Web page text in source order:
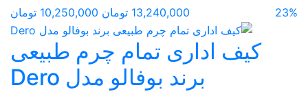
23% 13,240,000 تومان 10,250,000 تومان
کیف اداری تمام چرم طبیعی
برند بوفالو مدل Dero